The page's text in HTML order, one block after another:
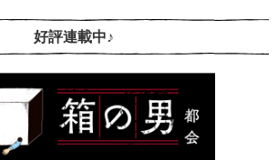
好評連載中♪